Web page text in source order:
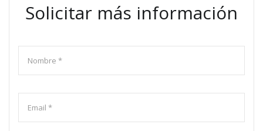
Solicitar más información